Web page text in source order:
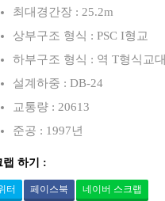
최대경간장 : 25.2m
상부구조 형식 : PSC I형교
하부구조 형식 : 역 T형식교대
설계하중 : DB-24
교통량 : 20613
준공 : 1997년
랩 하기 :
터 페이스북 네이버 스크랩